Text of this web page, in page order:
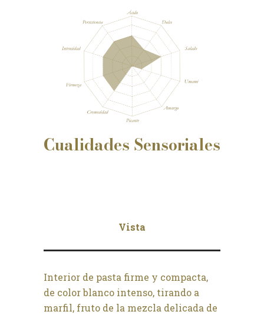
Cualidades Sensoriales
Vista
Interior de pasta firme y compacta,
de color blanco intenso, tirando a
marfil, fruto de la mezcla delicada de